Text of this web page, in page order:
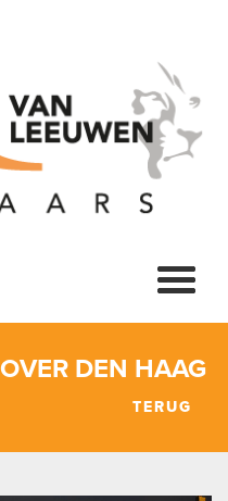
DEN HAAG
TERUG